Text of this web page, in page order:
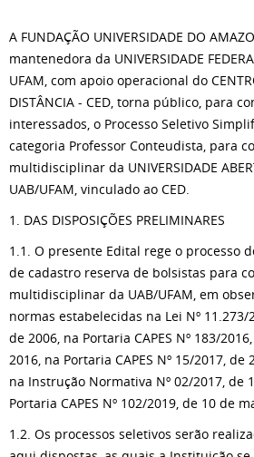
A FUNDAÇÃO UNIVERSIDADE DO
mantenedora da UNIVERSIDADE
UFAM, com apoio operacional do
DISTÂNCIA - CED, torna público, para
interessados, o Processo Seletivo
categoria Professor Conteudista, para
multidisciplinar da UNIVERSIDADE
UAB/UFAM, vinculado ao CED.
1. DAS DISPOSIÇÕES PRELIMINARES
1.1. O presente Edital rege o processo
de cadastro reserva de bolsistas para
multidisciplinar da UAB/UFAM, em
normas estabelecidas na Lei Nº
de 2006, na Portaria CAPES Nº 183/
2016, na Portaria CAPES Nº 15/2017,
na Instrução Normativa Nº 02/2017, de
Portaria CAPES Nº 102/2019, de 10 de
1.2. Os processos seletivos serão